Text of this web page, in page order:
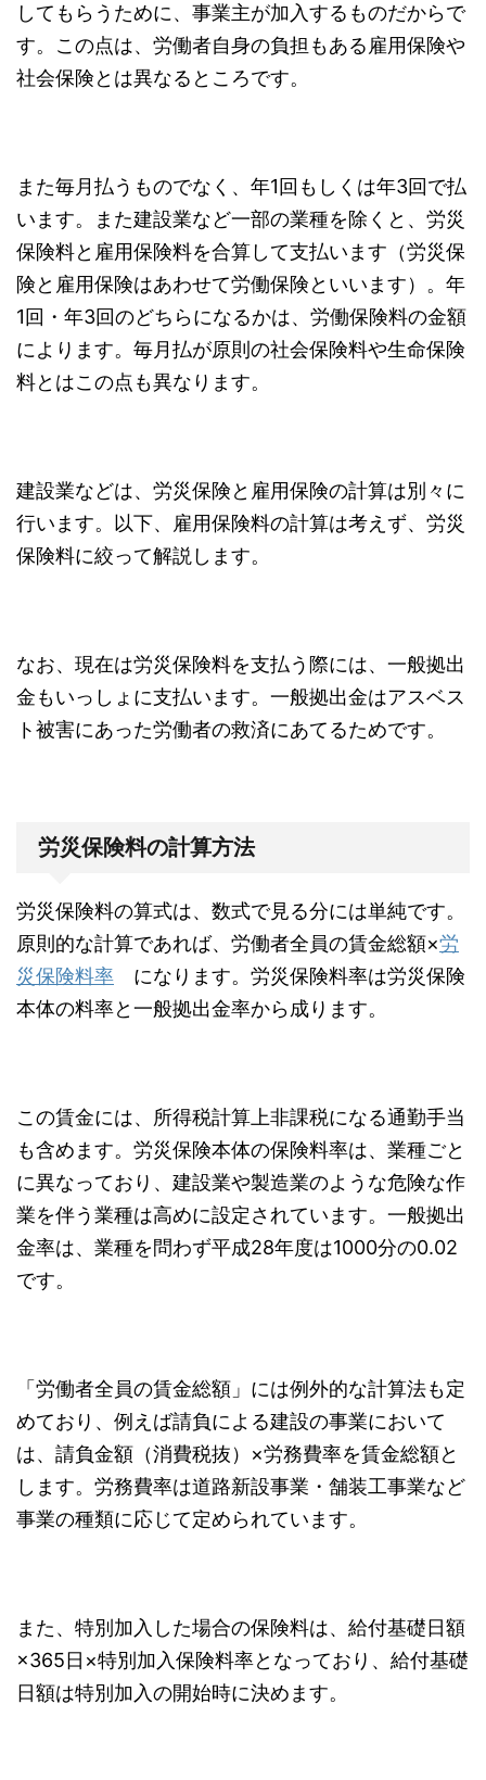
してもらうために、事業主が加入するものだからで
す。この点は、労働者自身の負担もある雇用保険や
社会保険とは異なるところです。
また毎月払うものでなく、年1回もしくは年3回で払
います。また建設業など一部の業種を除くと、労災
保険料と雇用保険料を合算して支払います（労災保
険と雇用保険はあわせて労働保険といいます）。年
1回・年3回のどちらになるかは、労働保険料の金額
によります。毎月払が原則の社会保険料や生命保険
料とはこの点も異なります。
建設業などは、労災保険と雇用保険の計算は別々に
行います。以下、雇用保険料の計算は考えず、労災
保険料に絞って解説します。
なお、現在は労災保険料を支払う際には、一般拠出
金もいっしょに支払います。一般拠出金はアスベス
ト被害にあった労働者の救済にあてるためです。
労災保険料の計算方法
労災保険料の算式は、数式で見る分には単純です。
原則的な計算であれば、労働者全員の賃金総額×労
災保険料率 になります。労災保険料率は労災保険
本体の料率と一般拠出金率から成ります。
この賃金には、所得税計算上非課税になる通勤手当
も含めます。労災保険本体の保険料率は、業種ごと
に異なっており、建設業や製造業のような危険な作
業を伴う業種は高めに設定されています。一般拠出
金率は、業種を問わず平成28年度は1000分の0.02
です。
「労働者全員の賃金総額」には例外的な計算法も定
めており、例えば請負による建設の事業において
は、請負金額（消費税抜）×労務費率を賃金総額と
します。労務費率は道路新設事業・舗装工事業など
事業の種類に応じて定められています。
また、特別加入した場合の保険料は、給付基礎日額
×365日×特別加入保険料率となっており、給付基礎
日額は特別加入の開始時に決めます。